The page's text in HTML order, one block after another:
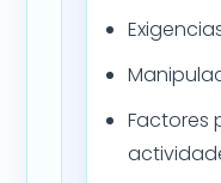
Factores